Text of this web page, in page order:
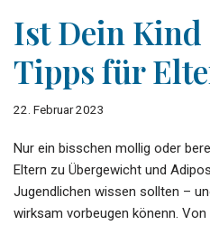
Ist Dein Kind
Tipps für
22. Februar 2023
Nur ein bisschen mollig oder
Eltern zu Übergewicht und
Jugendlichen wissen sollten –
wirksam vorbeugen könenn.